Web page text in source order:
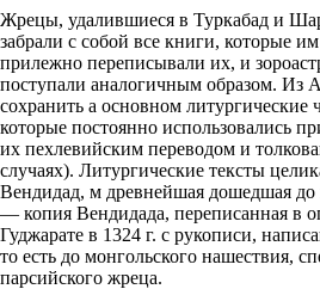
Жрецы, удалившиеся в Туркабад и
забрали с собой все книги, которые им
прилежно переписывали их, и
поступали аналогичным образом. Из
сохранить а основном литургические
которые постоянно использовались
их пехлевийским переводом и
случаях). Литургические тексты
Вендидад, м древнейшая дошедшая до
— копия Вендидада, переписанная в
Гуджарате в 1324 г. с рукописи,
то есть до монгольского нашествия,
парсийского жреца.